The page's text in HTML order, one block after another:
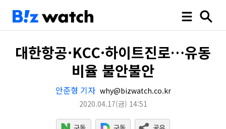
대한항공·KCC·하이트진로…유동
비율 불안불안
안준형 기자 why@bizwatch.co.kr
2020.04.17(금) 14:51